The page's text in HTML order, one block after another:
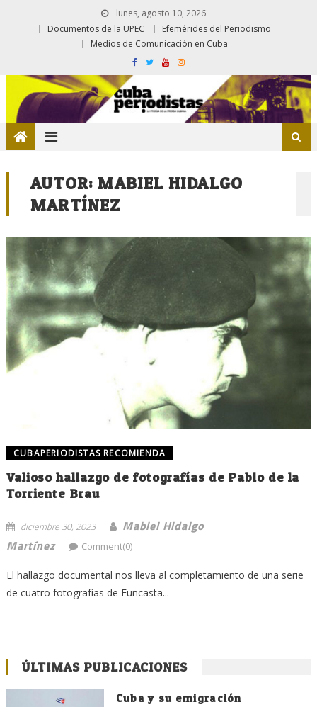
lunes, agosto 10, 2026
Documentos de la UPEC
Efemérides del Periodismo
Medios de Comunicación en Cuba
AUTOR:MABIEL HIDALGO
MARTÍNEZ
CUBAPERIODISTAS RECOMIENDA
Valioso hallazgo de fotografías de Pablo de la
Torriente Brau
diciembre 30, 2023
Mabiel Hidalgo
Martínez
Comment(0)
El hallazgo documental nos lleva al completamiento de una serie
de cuatro fotografías de Funcasta...
ÚLTIMAS PUBLICACIONES
Cuba y su emigración